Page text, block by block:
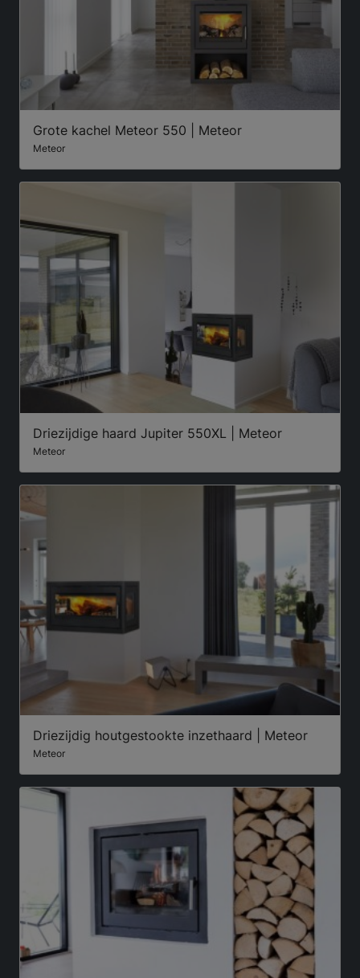
Grote kachel Meteor 550 | Meteor
Meteor
Driezijdige haard Jupiter 550XL | Meteor
Meteor
Driezijdig houtgestookte inzethaard | Meteor
Meteor